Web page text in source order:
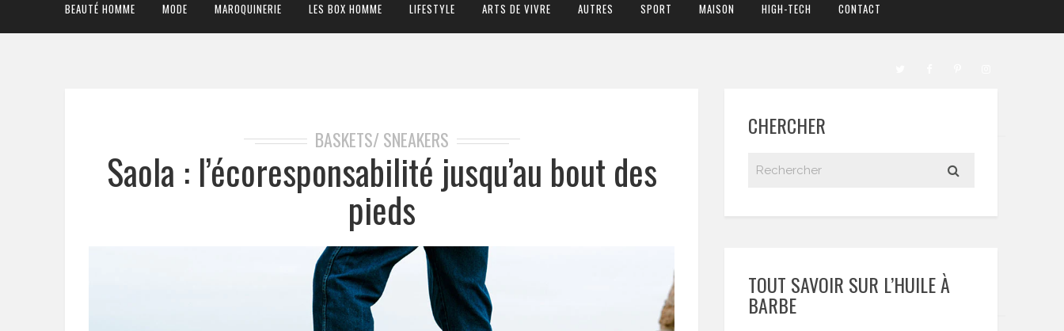
BEAUTÉ HOMME MODE MAROQUINERIE LES BOX HOMME LIFESTYLE ARTS DE VIVRE AUTRES SPORT MAISON HIGH-TECH CONTACT
BASKETS/ SNEAKERS
Saola : l’écoresponsabilité jusqu’au bout des
pieds
CHERCHER
TOUT SAVOIR SUR L’HUILE À
BARBE